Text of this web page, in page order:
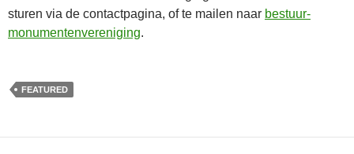
sturen via de contactpagina, of te mailen naar bestuur-
monumentenvereniging.
FEATURED